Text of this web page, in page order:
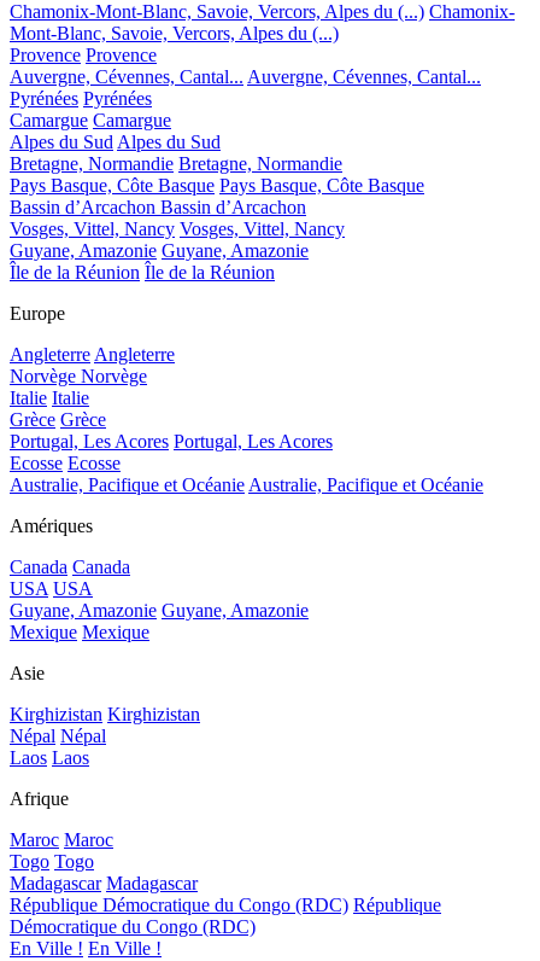
Chamonix-Mont-Blanc, Savoie, Vercors, Alpes du (...) Chamonix-
Mont-Blanc, Savoie, Vercors, Alpes du (...)
Provence Provence
Auvergne, Cévennes, Cantal... Auvergne, Cévennes, Cantal...
Pyrénées Pyrénées
Camargue Camargue
Alpes du SudAlpes du Sud
Bretagne, Normandie Bretagne, Normandie
Pays Basque, Côte Basque Pays Basque, Côte Basque
Bassin d’Arcachon Bassin d’Arcachon
Vosges, Vittel, Nancy Vosges, Vittel, Nancy
Guyane, Amazonie Guyane, Amazonie
Île de la Réunion Île de la Réunion
Europe
AngleterreAngleterre
Norvège Norvège
Italie Italie
Grèce Grèce
Portugal, Les Acores Portugal, Les Acores
Ecosse Ecosse
Australie, Pacifique et OcéanieAustralie, Pacifique et Océanie
Amériques
Canada Canada
USA USA
Guyane, Amazonie Guyane, Amazonie
Mexique Mexique
Asie
Kirghizistan Kirghizistan
Népal Népal
Laos Laos
Afrique
Maroc Maroc
Togo Togo
Madagascar Madagascar
République Démocratique du Congo (RDC) République
Démocratique du Congo (RDC)
En Ville ! En Ville !